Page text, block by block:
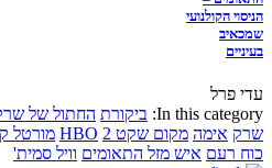
הניסוי הקולנועי
שמכאיב
בעיניים
עדי פרל
In this category: ביקורת החתול של שרק 2: משאלה אחת
שרק אימה מקום שקט 2 HBO מורטל
כוח רעם איש מזל התאומים וויל סמית'